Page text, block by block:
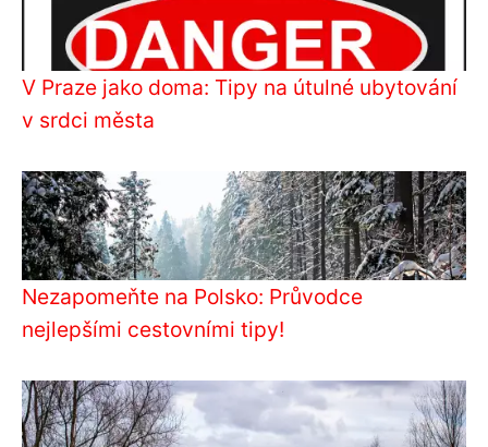
V Praze jako doma: Tipy na útulné ubytování
v srdci města
Nezapomeňte na Polsko: Průvodce
nejlepšími cestovními tipy!